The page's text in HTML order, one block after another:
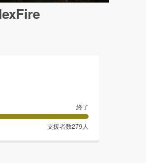
終了
支援者数279 人